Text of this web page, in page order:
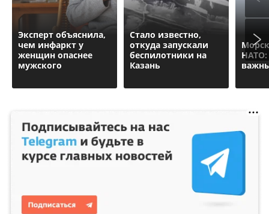
Эксперт объяснила,
чем инфаркт у
женщин опаснее
мужского
Стало известно,
откуда запускали
беспилотники на
Казань
НАТО: